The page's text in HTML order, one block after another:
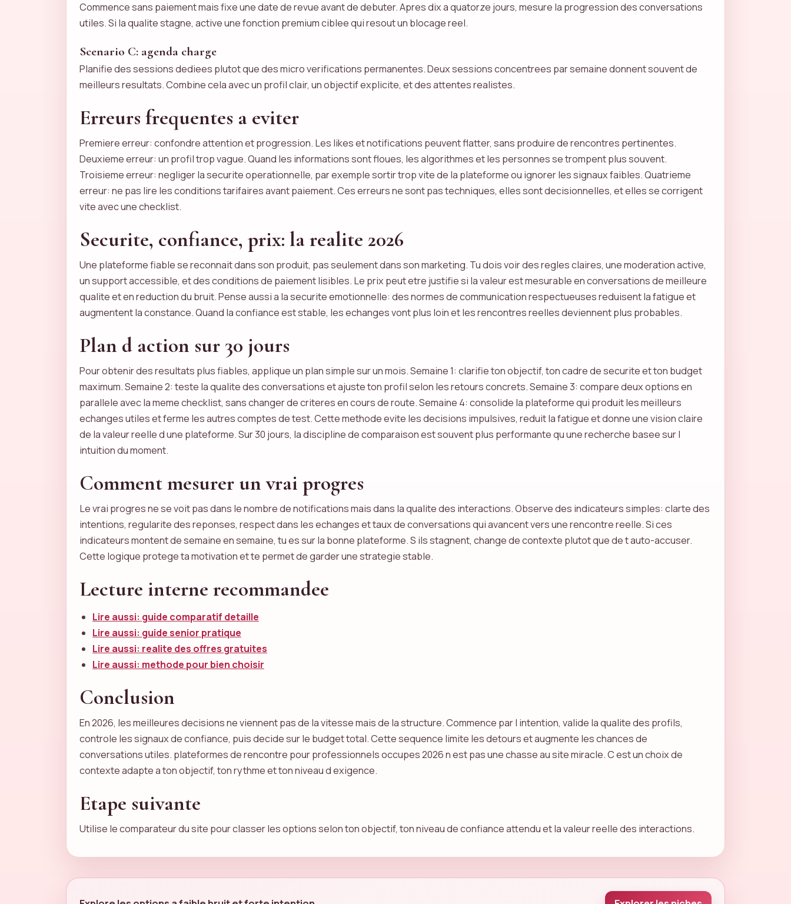
Commence sans paiement mais fixe une date de revue avant de debuter. Apres dix a quatorze jours, mesure la progression des conversations
utiles. Si la qualite stagne, active une fonction premium ciblee qui resout un blocage reel.
Scenario C: agenda charge
Planifie des sessions dediees plutot que des micro verifications permanentes. Deux sessions concentrees par semaine donnent souvent de
meilleurs resultats. Combine cela avec un profil clair, un objectif explicite, et des attentes realistes.
Erreurs frequentes a eviter
Premiere erreur: confondre attention et progression. Les likes et notifications peuvent flatter, sans produire de rencontres pertinentes.
Deuxieme erreur: un profil trop vague. Quand les informations sont floues, les algorithmes et les personnes se trompent plus souvent.
Troisieme erreur: negliger la securite operationnelle, par exemple sortir trop vite de la plateforme ou ignorer les signaux faibles. Quatrieme
erreur: ne pas lire les conditions tarifaires avant paiement. Ces erreurs ne sont pas techniques, elles sont decisionnelles, et elles se corrigent
vite avec une checklist.
Securite, confiance, prix: la realite 2026
Une plateforme fiable se reconnait dans son produit, pas seulement dans son marketing. Tu dois voir des regles claires, une moderation active,
un support accessible, et des conditions de paiement lisibles. Le prix peut etre justifie si la valeur est mesurable en conversations de meilleure
qualite et en reduction du bruit. Pense aussi a la securite emotionnelle: des normes de communication respectueuses reduisent la fatigue et
augmentent la constance. Quand la confiance est stable, les echanges vont plus loin et les rencontres reelles deviennent plus probables.
Plan d action sur 30 jours
Pour obtenir des resultats plus fiables, applique un plan simple sur un mois. Semaine 1: clarifie ton objectif, ton cadre de securite et ton budget
maximum. Semaine 2: teste la qualite des conversations et ajuste ton profil selon les retours concrets. Semaine 3: compare deux options en
parallele avec la meme checklist, sans changer de criteres en cours de route. Semaine 4: consolide la plateforme qui produit les meilleurs
echanges utiles et ferme les autres comptes de test. Cette methode evite les decisions impulsives, reduit la fatigue et donne une vision claire
de la valeur reelle d une plateforme. Sur 30 jours, la discipline de comparaison est souvent plus performante qu une recherche basee sur l
intuition du moment.
Comment mesurer un vrai progres
Le vrai progres ne se voit pas dans le nombre de notifications mais dans la qualite des interactions. Observe des indicateurs simples: clarte des
intentions, regularite des reponses, respect dans les echanges et taux de conversations qui avancent vers une rencontre reelle. Si ces
indicateurs montent de semaine en semaine, tu es sur la bonne plateforme. S ils stagnent, change de contexte plutot que de t auto-accuser.
Cette logique protege ta motivation et te permet de garder une strategie stable.
Lecture interne recommandee
Lire aussi: guide comparatif detaille
Lire aussi: guide senior pratique
Lire aussi: realite des offres gratuites
Lire aussi: methode pour bien choisir
Conclusion
En 2026, les meilleures decisions ne viennent pas de la vitesse mais de la structure. Commence par l intention, valide la qualite des profils,
controle les signaux de confiance, puis decide sur le budget total. Cette sequence limite les detours et augmente les chances de
conversations utiles. plateformes de rencontre pour professionnels occupes 2026 n est pas une chasse au site miracle. C est un choix de
contexte adapte a ton objectif, ton rythme et ton niveau d exigence.
Etape suivante
Utilise le comparateur du site pour classer les options selon ton objectif, ton niveau de confiance attendu et la valeur reelle des interactions.